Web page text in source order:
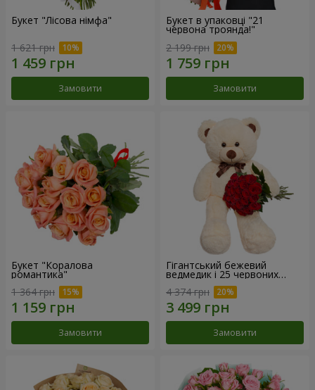
Букет "Лісова німфа"
1 621 грн
Замовити
Букет в упаковці "21
червона троянда!"
2 199 грн
Замовити
Букет "Коралова
романтика"
1 364 грн
Замовити
Гігантський бежевий
ведмедик і 25 червоних
троянд
4 374 грн
Замовити